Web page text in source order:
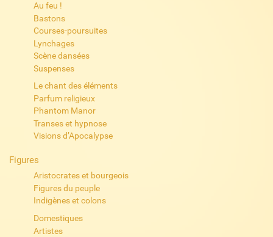
Au feu !
Bastons
Courses-poursuites
Lynchages
Scène dansées
Suspenses
Le chant des éléments
Parfum religieux
Phantom Manor
Transes et hypnose
Visions d’Apocalypse
Figures
Aristocrates et bourgeois
Figures du peuple
Indigènes et colons
Domestiques
Artistes